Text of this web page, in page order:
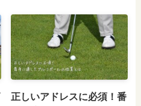
正しいアドレスに必須！番